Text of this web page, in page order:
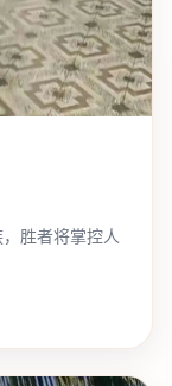
胜者将掌控人